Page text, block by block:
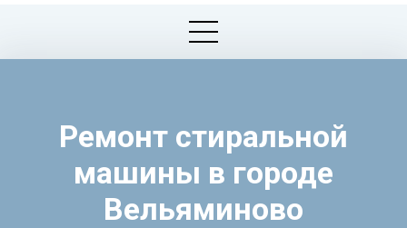
Ремонт стиральной
машины в городе
Вельяминово